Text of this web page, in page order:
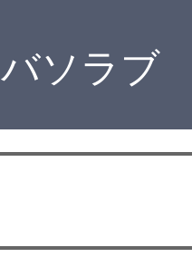
バソラブ